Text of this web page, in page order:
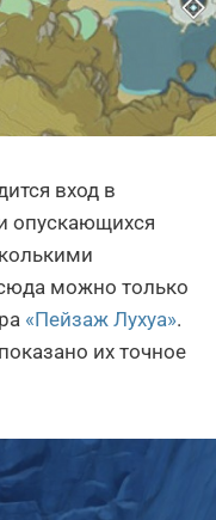
вход в
опускающихся
можно только
«Пейзаж Лухуа».
их точное